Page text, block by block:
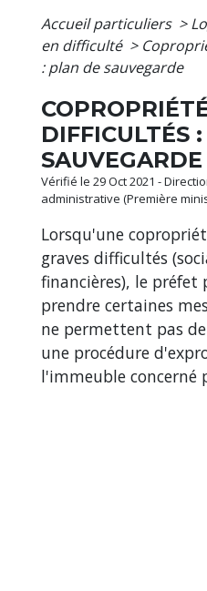
Accueil particuliers >
en difficulté >
: plan de sauvegarde
DIFFICULTÉS
SAUVEGARDE
Vérifié le 29 Oct 2021 -
administrative (Première
Lorsqu'une
graves difficultés
financières), le
prendre certaines
ne permettent pas
une procédure
l'immeuble concerné